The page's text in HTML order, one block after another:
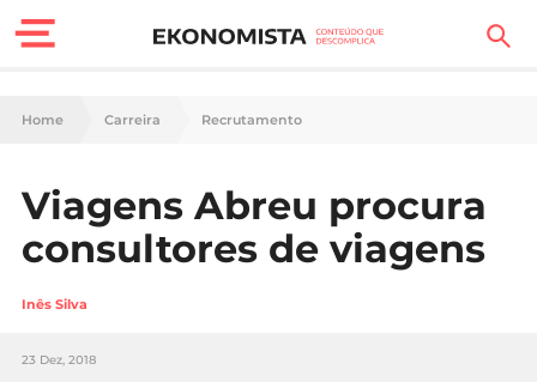
Finanças Pessoais
Carreira
Home Carreira Recrutamento
Viagens Abreu procura
consultores de viagens
Inês Silva
23 Dez, 2018